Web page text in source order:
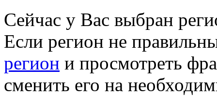
Сейчас у Вас выбран
Если регион не
регион и просмотреть
сменить его на